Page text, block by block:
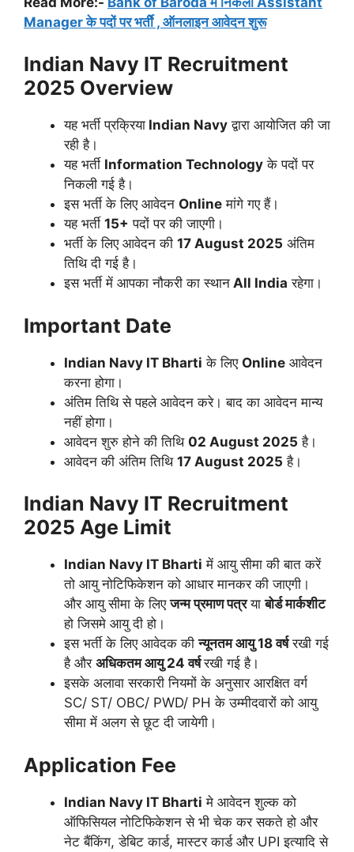
Manager के पदों पर भर्तीे , ऑनलाइन आवेदन शुरू
Indian Navy IT Recruitment
2025 Overview
यह भर्ती प्रक्रिया Indian Navy द्वारा आयोजित की जा
रही है।
यह भर्ती Information Technology के पदों पर
निकली गई है।
इस भर्ती के लिए आवेदन Online मांगे गए हैं।
यह भर्ती 15+ पदों पर की जाएगी।
भर्ती के लिए आवेदन की 17 August 2025 अंतिम
तिथि दी गई है।
इस भर्ती में आपका नौकरी का स्थान All India रहेगा।
Important Date
Indian Navy IT Bharti के लिए Online आवेदन
करना होगा।
अंतिम तिथि से पहले आवेदन करे। बाद का आवेदन मान्य
नहीं होगा।
आवेदन शुरु होने की तिथि 02 August 2025 है।
आवेदन की अंतिम तिथि 17 August 2025 है।
Indian Navy IT Recruitment
2025 Age Limit
Indian Navy IT Bharti में आयु सीमा की बात करें
तो आयु नोटिफिकेशन को आधार मानकर की जाएगी।
और आयु सीमा के लिएजन्म प्रमाण पत्रयाबोर्ड मार्कशीट
हो जिसमे आयु दी हो।
इस भर्ती के लिए आवेदक कीन्यूनतम आयु 18 वर्षरखी गई
है और अधिकतम आयु 24 वर्षरखी गई है।
इसके अलावा सरकारी नियमों के अनुसार आरक्षित वर्ग
SC/ ST/ OBC/ PWD/ PH के उम्मीदवारों को आयु
सीमा में अलग से छूट दी जायेगी।
Application Fee
Indian Navy IT Bharti मे आवेदन शुल्क को
ऑफिसियल नोटिफिकेशन से भी चेक कर सकते हो और
नेट बैंकिंग, डेबिट कार्ड, मास्टर कार्ड और UPI इत्यादि से